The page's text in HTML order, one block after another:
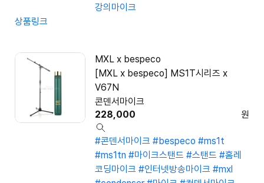
강의마이크
상품링크
MXL x bespeco
[MXL x bespeco] MS1T시리즈 x
V67N
콘덴서마이크
228,000
원
#콘덴서마이크 #bespeco #ms1t
#ms1tn #마이크스탠드 #스탠드 #홈레
코딩마이크 #인터넷방송마이크 #mxl